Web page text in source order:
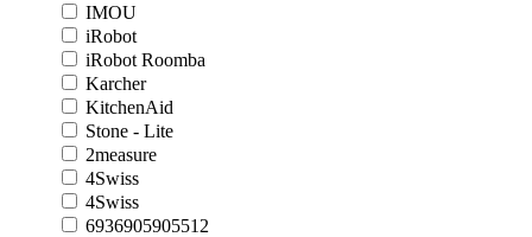
IMOU
iRobot
iRobot Roomba
Karcher
KitchenAid
Stone - Lite
2measure
4Swiss
4Swiss
6936905905512